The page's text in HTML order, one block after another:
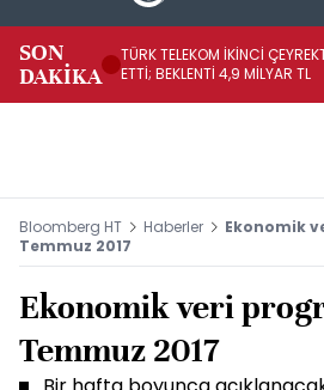
SON
DAKİKA
TÜRK TELEKOM İKİNCİ
ETTİ; BEKLENTİ 4,9 MİLYAR TL
Bloomberg HT Haberler
Ekonomik
Temmuz 2017
Ekonomik veri
Temmuz 2017